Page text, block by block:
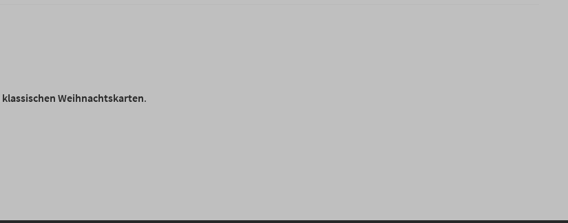
klassischen Weihnachtskarten.